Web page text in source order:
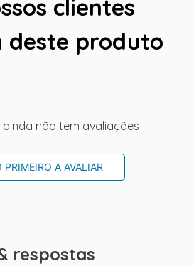
clientes
deste produto
não tem avaliações
PRIMEIRO A AVALIAR
respostas